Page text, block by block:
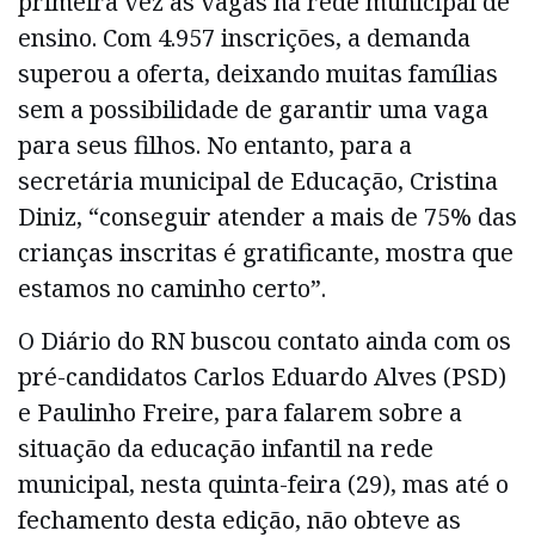
ensino. Com 4.957 inscrições, a demanda
superou a oferta, deixando muitas famílias
sem a possibilidade de garantir uma vaga
para seus filhos. No entanto, para a
secretária municipal de Educação, Cristina
Diniz, “conseguir atender a mais de 75% das
crianças inscritas é gratificante, mostra que
estamos no caminho certo”.
O Diário do RN buscou contato ainda com os
pré-candidatos Carlos Eduardo Alves (PSD)
e Paulinho Freire, para falarem sobre a
situação da educação infantil na rede
municipal, nesta quinta-feira (29), mas até o
fechamento desta edição, não obteve as